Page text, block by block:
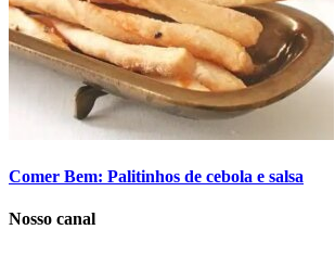
Comer Bem: Palitinhos de cebola e salsa
Nosso canal